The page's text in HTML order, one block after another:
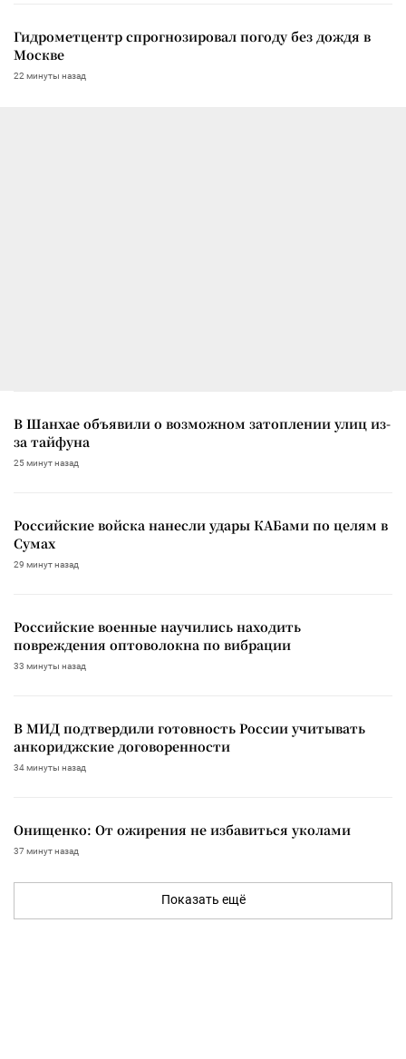
Гидрометцентр спрогнозировал погоду без дождя в
Москве
22 минуты назад
В Шанхае объявили о возможном затоплении улиц из-
за тайфуна
25 минут назад
Российские войска нанесли удары КАБами по целям в
Сумах
29 минут назад
Российские военные научились находить
повреждения оптоволокна по вибрации
33 минуты назад
В МИД подтвердили готовность России учитывать
анкориджские договоренности
34 минуты назад
Онищенко: От ожирения не избавиться уколами
37 минут назад
Показать ещё